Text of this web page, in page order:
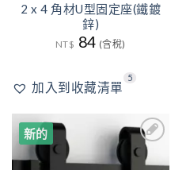
2 x 4 角材U型固定座(鐵鍍
鋅)
NT$ 84 (含稅)
加入到收藏清單
5
新的
加入
到收
藏清
2